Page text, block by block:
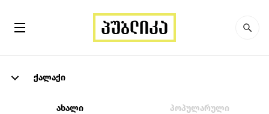
ქალაქი
ახალი პოპულარული